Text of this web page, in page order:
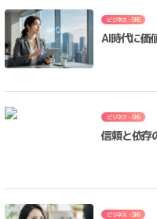
ビジネス・SNS
AI時代に価
ビジネス・SNS
信頼と依存
ビジネス・SNS